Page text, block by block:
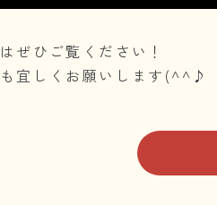
ぜひご覧ください！
宜しくお願いします(^^♪